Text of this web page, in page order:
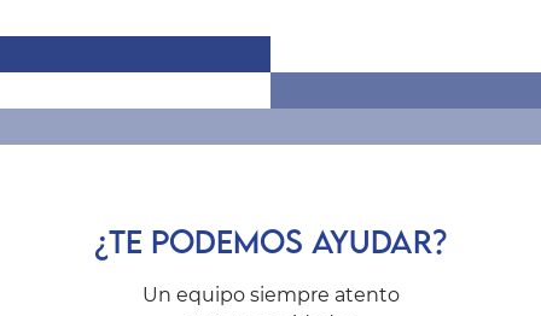
¿TE PODEMOS AYUDAR?
Un equipo siempre atento